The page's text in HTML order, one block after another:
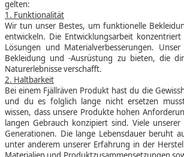
gelten:
1. Funktionalität
Wir tun unser Bestes, um funktionelle
entwickeln. Die Entwicklungsarbeit
Lösungen und Materialverbesserungen.
Bekleidung und -Ausrüstung zu bieten, die
Naturerlebnisse verschafft.
2. Haltbarkeit
Bei einem Fjällräven Produkt hast du die
und du es folglich lange nicht ersetzen
wissen, dass unsere Produkte hohen
langen Gebrauch konzipiert sind. Viele
Generationen. Die lange Lebensdauer beruht
unter anderem unserer Erfahrung in der